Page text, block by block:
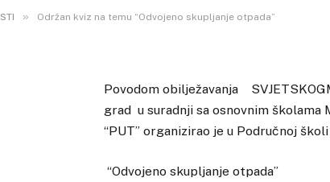
» Održan kviz na temu “Odvojeno skupljanje otpada”
1VIEWS
Povodom obilježavanja
grad u suradnji sa osnovnim školama
“PUT” organizirao je u Područnoj
“Odvojeno skupljanje otpada”